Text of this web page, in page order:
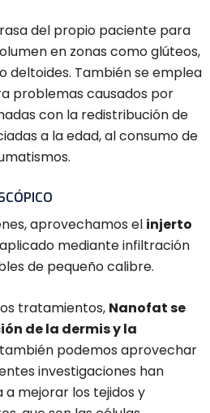
del propio paciente para
en zonas como glúteos,
deltoides. También se emplea
problemas causados por
con la redistribución de
a la edad, al consumo de
aprovechamos el injerto
mediante infiltración
de pequeño calibre.
tratamientos, Nanofat se
de la dermisy la
podemos aprovechar
investigaciones han
mejorar los tejidos y